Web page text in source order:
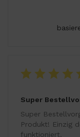
Super
Super
Produkt! Einzig
funktioniert.